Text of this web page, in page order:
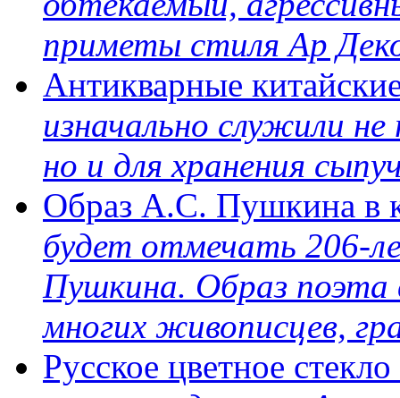
приметы стиля Ар
Антикварные
изначально служили
но и для хранения
Образ А.С. Пушкина в
будет отмечать 206-
Пушкина. Образ поэта
многих живописцев,
Русское цветное стекло